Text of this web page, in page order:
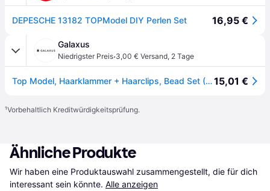
DEPESCHE 13182 TOPModel DIY Perlen Set 16,95 €
Galaxus
Niedrigster Preis·3,00 € Versand, 2 Tage
Top Model, Haarklammer + Haarclips, Bead Set (1Stk.)15,01 €
¹Vorbehaltlich Kreditwürdigkeitsprüfung.
Ähnliche Produkte
Wir haben eine Produktauswahl zusammengestellt, die für dich
interessant sein könnte. Alle anzeigen